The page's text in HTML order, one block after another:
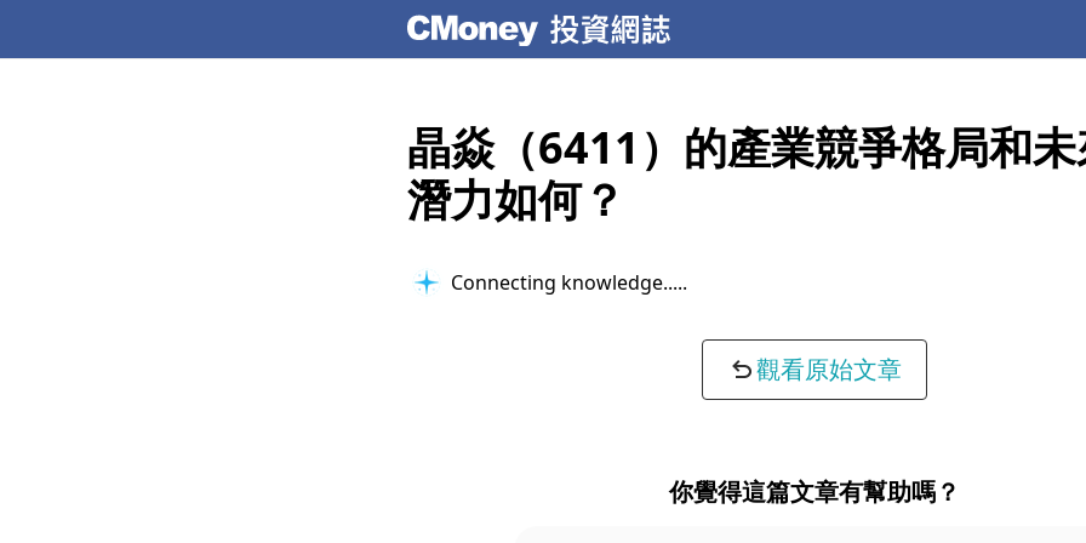
晶焱（6411）的產業競爭格局和
潛力如何？
Connecting knowledge...
觀看原始文章
你覺得這篇文章有幫助嗎？